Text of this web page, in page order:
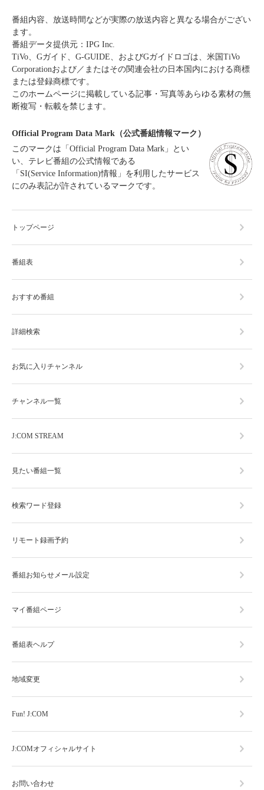
番組内容、放送時間などが実際の放送内容と異なる場合がござい
ます。
番組データ提供元：IPG Inc.
TiVo、Gガイド、G-GUIDE、およびGガイドロゴは、米国TiVo
Corporationおよび／またはその関連会社の日本国内における商標
または登録商標です。
このホームページに掲載している記事・写真等あらゆる素材の無
断複写・転載を禁じます。
Official Program Data Mark（公式番組情報マーク）
このマークは「Official Program Data Mark」とい
い、テレビ番組の公式情報である
「SI(Service Information)情報」を利用したサービス
にのみ表記が許されているマークです。
トップページ
番組表
おすすめ番組
詳細検索
お気に入りチャンネル
チャンネル一覧
J:COM STREAM
見たい番組一覧
検索ワード登録
リモート録画予約
番組お知らせメール設定
マイ番組ページ
番組表ヘルプ
地域変更
Fun! J:COM
J:COMオフィシャルサイト
お問い合わせ